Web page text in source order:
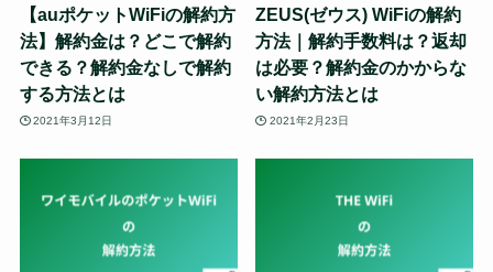
【auポケットWiFiの解約方
法】解約金は？どこで解約
できる？解約金なしで解約
する方法とは
2021年3月12日
ZEUS(ゼウス) WiFiの解約
方法｜解約手数料は？返却
は必要？解約金のかからな
い解約方法とは
2021年2月23日